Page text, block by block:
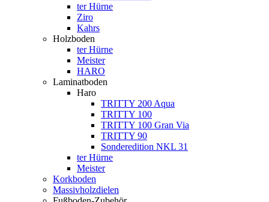
ter Hürne
Ziro
Kahrs
Holzboden
ter Hürne
Meister
HARO
Laminatboden
Haro
TRITTY 200 Aqua
TRITTY 100
TRITTY 100 Gran Via
TRITTY 90
Sonderedition NKL 31
ter Hürne
Meister
Korkboden
Massivholzdielen